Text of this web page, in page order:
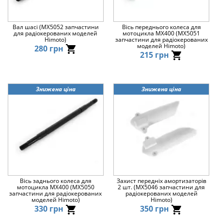
Вал шасі (MX5052 запчастини
для радіокерованих моделей
Himoto)
280 грн
Вісь переднього колеса для
мотоцикла MX400 (MX5051
запчастини для радіокерованих
моделей Himoto)
215 грн
Знижена ціна
Вісь заднього колеса для
мотоцикла MX400 (MX5050
запчастини для радіокерованих
моделей Himoto)
330 грн
Знижена ціна
Захист передніх амортизаторів
2 шт. (MX5046 запчастини для
радіокерованих моделей
Himoto)
350 грн